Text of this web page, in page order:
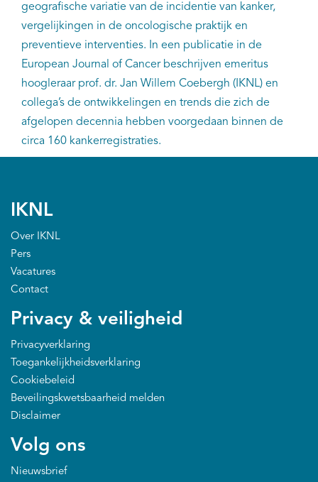
geografische variatie van de incidentie van kanker,
vergelijkingen in de oncologische praktijk en
preventieve interventies. In een publicatie in de
European Journal of Cancer beschrijven emeritus
hoogleraar prof. dr. Jan Willem Coebergh (IKNL) en
collega’s de ontwikkelingen en trends die zich de
afgelopen decennia hebben voorgedaan binnen de
circa 160 kankerregistraties.
IKNL
Over IKNL
Pers
Vacatures
Contact
Privacy & veiligheid
Privacyverklaring
Toegankelijkheidsverklaring
Cookiebeleid
Beveilingskwetsbaarheid melden
Disclaimer
Volg ons
Nieuwsbrief